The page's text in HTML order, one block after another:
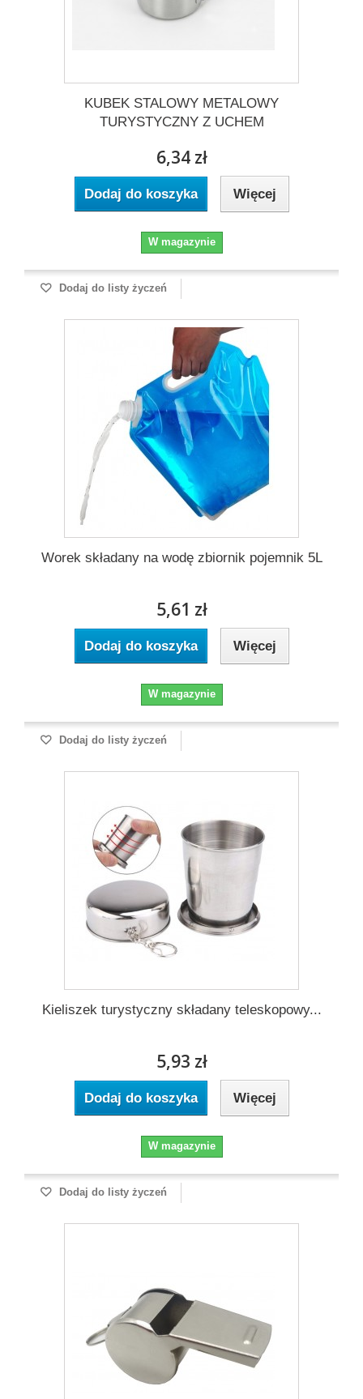
KUBEK STALOWY METALOWY
TURYSTYCZNY Z UCHEM
6,34 zł
Dodaj do koszyka Więcej
W magazynie
Dodaj do listy życzeń
Worek składany na wodę zbiornik pojemnik 5L
5,61 zł
Dodaj do koszyka Więcej
W magazynie
Dodaj do listy życzeń
Kieliszek turystyczny składany teleskopowy...
5,93 zł
Dodaj do koszyka Więcej
W magazynie
Dodaj do listy życzeń